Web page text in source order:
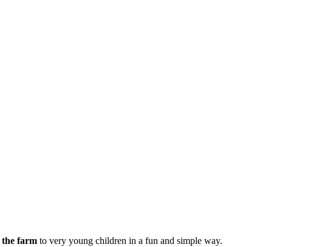
the farm to very young children in a fun and simple way.